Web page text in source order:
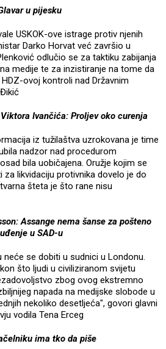
u pijesku
USKOK-ove istrage protiv njenih
Darko Horvat već završio u
odlučio se za taktiku zabijanja
medije te za inzistiranje na tome da
ovoj kontroli nad Državnim
Ivančića: Proljev oko curenja
iz tužilaštva uzrokovana je time
nadzor nad procedurom
bila uobičajena. Oružje kojim se
likvidaciju protivnika dovelo je do
šteta je što rane nisu
Assange nema šanse za pošteno
u SAD-u
se dobiti u sudnici u Londonu.
što ljudi u civiliziranom svijetu
zbog ovog ekstremno
napada na medijske slobode u
nekoliko desetljeća", govori glavni
vodila Tena Erceg
ima tko da piše